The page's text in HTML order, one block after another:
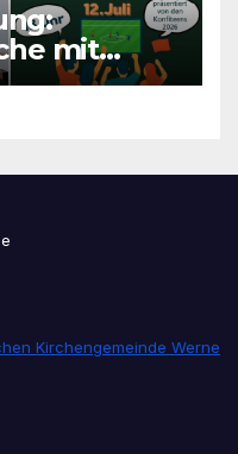
mit
Kirchengemeinde Werne